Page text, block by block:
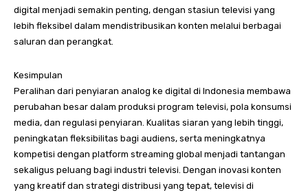
digital menjadi semakin penting, dengan stasiun televisi yang
lebih fleksibel dalam mendistribusikan konten melalui berbagai
saluran dan perangkat.
Kesimpulan
Peralihan dari penyiaran analog ke digital di Indonesia membawa
perubahan besar dalam produksi program televisi, pola konsumsi
media, dan regulasi penyiaran. Kualitas siaran yang lebih tinggi,
peningkatan fleksibilitas bagi audiens, serta meningkatnya
kompetisi dengan platform streaming global menjadi tantangan
sekaligus peluang bagi industri televisi. Dengan inovasi konten
yang kreatif dan strategi distribusi yang tepat, televisi di